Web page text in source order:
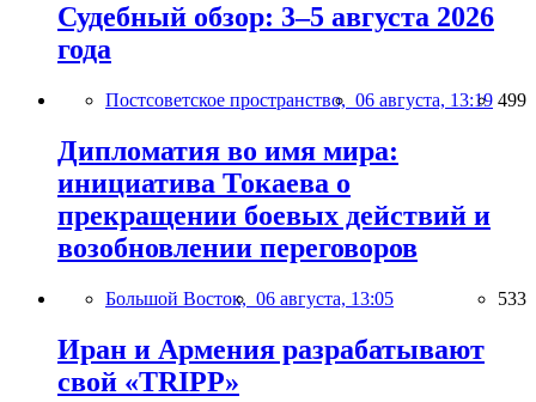
Судебный обзор: 3–5 августа 2026
года
Постсоветское пространство, 06 августа, 13:19 499
Дипломатия во имя мира:
инициатива Токаева о
прекращении боевых действий и
возобновлении переговоров
Большой Восток, 06 августа, 13:05 533
Иран и Армения разрабатывают
свой «TRIPP»